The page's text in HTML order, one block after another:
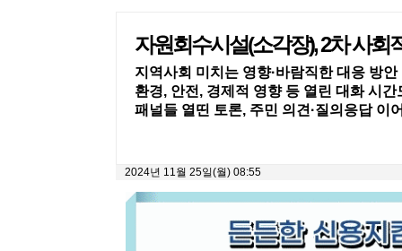
자원회수시설(소각장), 2차 사회
지역사회 미치는 영향·바람직한 대응 방안
환경, 안전, 경제적 영향 등 열린 대화 시간
패널들 열띤 토론, 주민 의견·질의응답 이
2024년 11월 25일(월) 08:55